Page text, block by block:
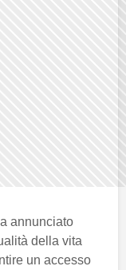
annunciato
della vita
un accesso